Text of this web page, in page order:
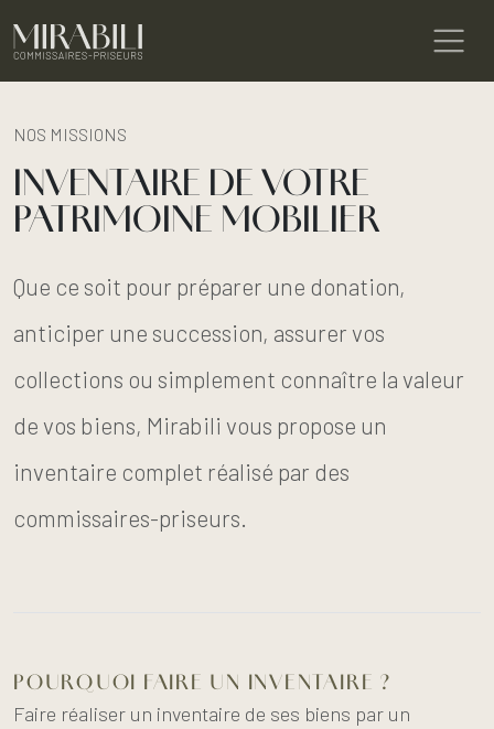
NOS MISSIONS
INVENTAIRE DE VOTRE
PATRIMOINE MOBILIER
Que ce soit pour préparer une donation,
anticiper une succession, assurer vos
collections ou simplement connaître la valeur
de vos biens, Mirabili vous propose un
inventaire complet réalisé par des
commissaires-priseurs.
POURQUOI FAIRE UN INVENTAIRE ?
Faire réaliser un inventaire de ses biens par un